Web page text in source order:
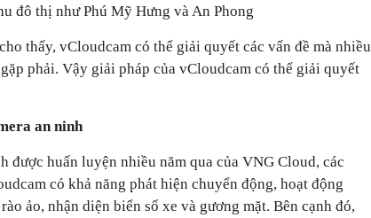
đô thị như Phú Mỹ Hưng và An Phong
thấy, vCloudcam có thể giải quyết các vấn đề mà nhiều
phải. Vậy giải pháp của vCloudcam có thể giải quyết
an ninh
được huấn luyện nhiều năm qua của VNG Cloud, các
có khả năng phát hiện chuyển động, hoạt động
ảo, nhận diện biển số xe và gương mặt. Bên cạnh đó,